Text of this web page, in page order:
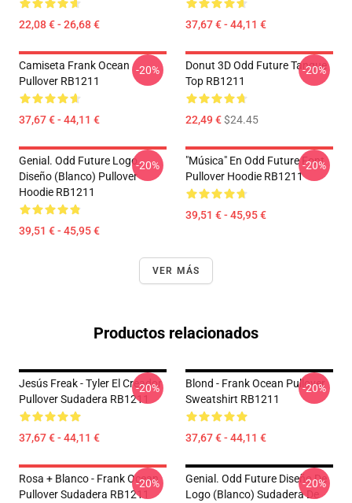
22,08 € - 26,68 € 37,67 € - 44,11 €
Camiseta Frank Ocean
Pullover RB1211
37,67 € - 44,11 €
-20%
Donut 3D Odd Future Tanque
Top RB1211
22,49 €$24.45
-20%
Genial. Odd Future Logo
Diseño (blanco) Pullover
Hoodie RB1211
39,51 € - 45,95 €
-20%
"Música" En Odd Future Font
Pullover Hoodie RB1211
39,51 € - 45,95 €
-20%
VER MÁS
Productos relacionados
Jesús Freak - Tyler El Creador
Pullover Sudadera RB1211
37,67 € - 44,11 €
-20%
Blond - Frank Ocean Pullover
Sweatshirt RB1211
37,67 € - 44,11 €
-20%
Rosa + Blanco - Frank Ocean
Pullover Sudadera RB1211
-20%
Genial. Odd Future Diseño De
Logo (blanco) Sudadera De
-20%